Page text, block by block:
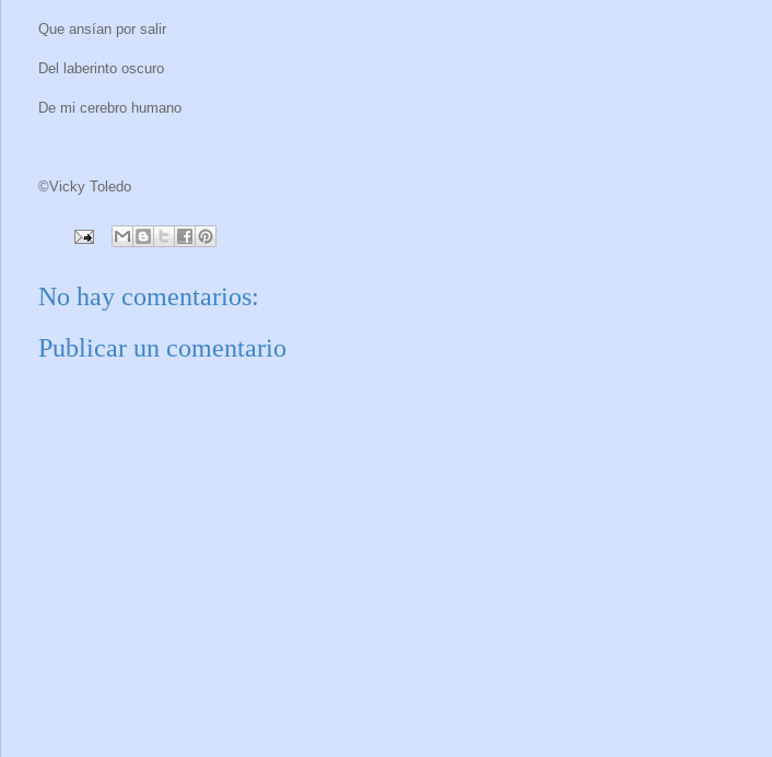
Que ansían por salir
Del laberinto oscuro
De mi cerebro humano
©Vicky Toledo
No hay comentarios:
Publicar un comentario